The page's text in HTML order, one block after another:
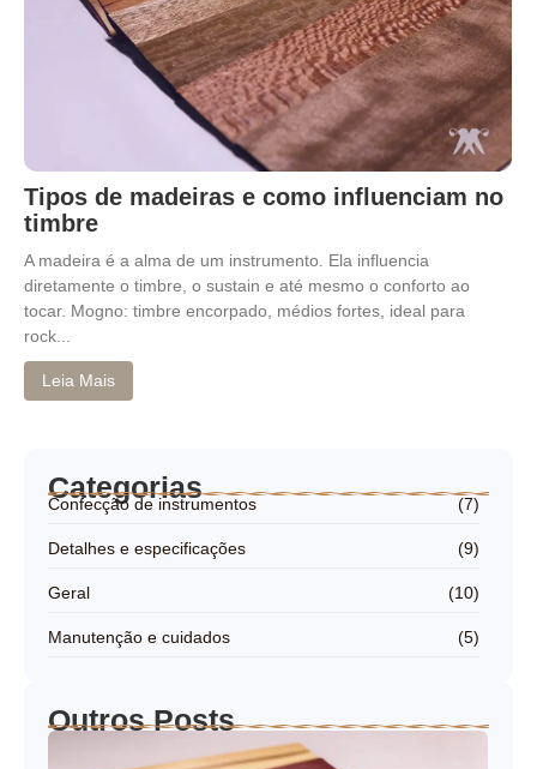
Tipos de madeiras e como influenciam no
timbre
A madeira é a alma de um instrumento. Ela influencia
diretamente o timbre, o sustain e até mesmo o conforto ao
tocar. Mogno: timbre encorpado, médios fortes, ideal para
rock...
Leia Mais
Categorias
Confecção de instrumentos (7)
Detalhes e especificações (9)
Geral (10)
Manutenção e cuidados (5)
Outros Posts